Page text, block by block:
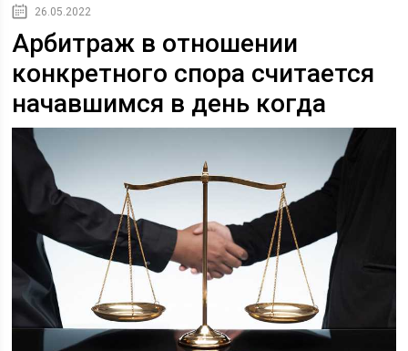
26.05.2022
Арбитраж в отношении
конкретного спора считается
начавшимся в день когда